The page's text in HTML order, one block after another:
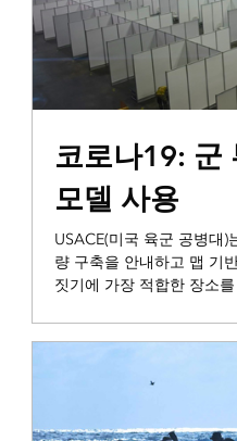
코로나19: 군
모델 사용
USACE(미국 육군 공병대
량 구축을 안내하고 맵 기
짓기에 가장 적합한 장소